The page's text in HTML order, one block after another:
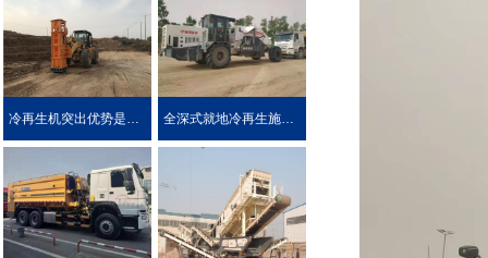
冷再生机突出优势是被用户喜爱的原因！ 全深式就地冷再生施工工艺特点介绍